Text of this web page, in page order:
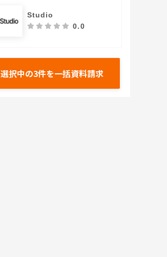
Studio
0.0
選択中の3件を一括資料請求